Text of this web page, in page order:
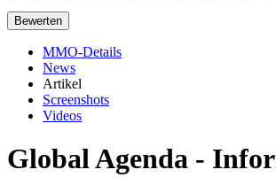
MMO-Details
News
Artikel
Screenshots
Videos
Global Agenda -